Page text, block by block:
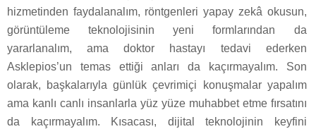
hizmetinden faydalanalım, röntgenleri yapay zekâ okusun,
görüntüleme teknolojisinin yeni formlarından da
yararlanalım, ama doktor hastayı tedavi ederken
Asklepios’un temas ettiği anları da kaçırmayalım. Son
olarak, başkalarıyla günlük çevrimiçi konuşmalar yapalım
ama kanlı canlı insanlarla yüz yüze muhabbet etme fırsatını
da kaçırmayalım. Kısacası, dijital teknolojinin keyfini